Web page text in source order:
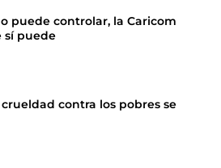
puede controlar, la Caricom
sí puede
contra los pobres se